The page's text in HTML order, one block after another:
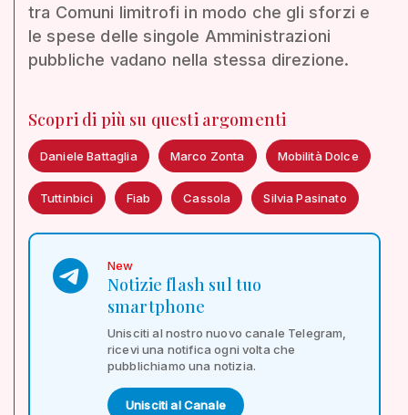
tra Comuni limitrofi in modo che gli sforzi e
le spese delle singole Amministrazioni
pubbliche vadano nella stessa direzione.
Scopri di più su questi argomenti
Daniele Battaglia Marco Zonta Mobilità Dolce
Tuttinbici Fiab Cassola Silvia Pasinato
New
Notizie flash sul tuo
smartphone
Unisciti al nostro nuovo canale Telegram,
ricevi una notifica ogni volta che
pubblichiamo una notizia.
Unisciti al Canale